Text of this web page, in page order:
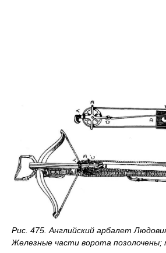
Рис. 475. Английский арбалет
Железные части ворота позолочены;